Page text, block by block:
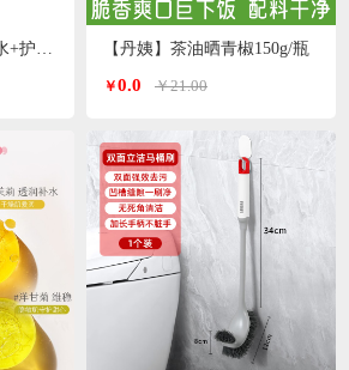
【丹姨】茶油晒青椒150g/瓶
￥0.0 ￥21.00